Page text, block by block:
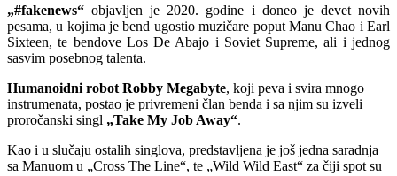
„#fakenews“ objavljen je 2020. godine i doneo je devet novih
pesama, u kojima je bend ugostiomuzičare poput Manu Chao i Earl
Sixteen, te bendove Los De Abajo i Soviet Supreme, ali i jednog
sasvim posebnog talenta.
Humanoidni robot Robby Megabyte, koji peva i svira mnogo
instrumenata, postao je privremeni član benda i sa njim su izveli
proročanski singl „Take My Job Away“.
Kao i u slučaju ostalih singlova, predstavljena je još jedna saradnja
sa Manuom u „Cross The Line“, te „Wild Wild East“ za čiji spot su